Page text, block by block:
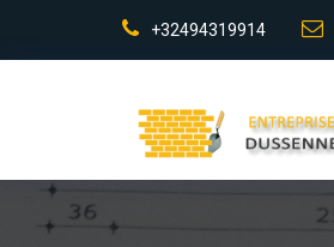
+32494319914